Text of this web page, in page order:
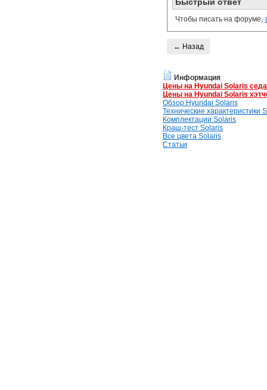
Чтобы писать на форуме,
← Назад
Информация
Цены на Hyundai Solaris
Цены на Hyundai Solaris
Обзор Hyundai Solaris
Технические характеристики
Комплектации Solaris
Краш-тест Solaris
Все цвета Solaris
Статьи